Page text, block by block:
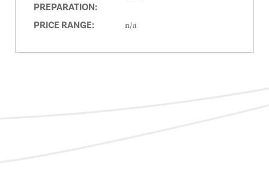
PREPARATION:
PRICE RANGE: n/a